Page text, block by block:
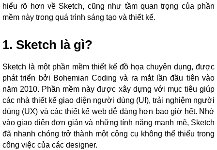
hiểu rõ hơn về Sketch, cũng như tầm quan trọng của phần
mềm này trong quá trình sáng tạo và thiết kế.
1. Sketch là gì?
Sketch là một phần mềm thiết kế đồ họa chuyên dụng, được
phát triển bởi Bohemian Coding và ra mắt lần đầu tiên vào
năm 2010. Phần mềm này được xây dựng với mục tiêu giúp
các nhà thiết kế giao diện người dùng (UI), trải nghiệm người
dùng (UX) và các thiết kế web dễ dàng hơn bao giờ hết. Nhờ
vào giao diện đơn giản và những tính năng mạnh mẽ, Sketch
đã nhanh chóng trở thành một công cụ không thể thiếu trong
công việc của các designer.